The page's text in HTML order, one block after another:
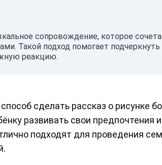
сопровождение, которое
Такой подход помогает подчеркнуть
реакцию.
сделать рассказ о рисунке
развивать свои предпочтения и
подходят для проведения